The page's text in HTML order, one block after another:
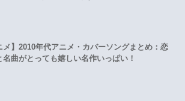
メ】2010年代アニメ・カバーソングまとめ：恋
名曲がとっても嬉しい名作いっぱい！